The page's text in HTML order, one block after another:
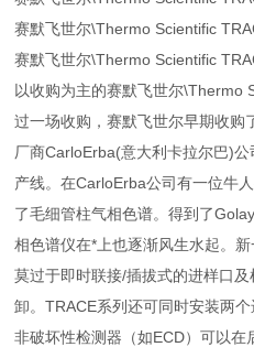
赛默飞世尔\Thermo Scientific
赛默飞世尔\Thermo Scientific
以收购为主的赛默飞世尔\Thermo
过一场收购，赛默飞世尔早期收购
厂商CarloErba(意大利卡拉尔巴)
产线。在CarloErba公司有一位牛
了毛细管柱气相色谱。得到了
相色谱仪在*上也逐渐风生水起。
莫过于即时联接/插拔式的进样口及
卸。TRACE系列还可同时安装两
非破坏性检测器（如ECD）可以在